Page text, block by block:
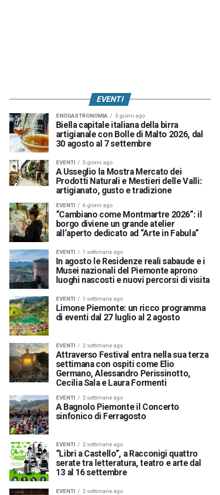
EVENTI
ENOGASTRONOMIA 3 giorni ago
Biella capitale italiana della birra
artigianale con Bolle di Malto 2026, dal
30 agosto al 7 settembre
EVENTI 5 giorni ago
A Usseglio la Mostra Mercato dei
Prodotti Naturali e Mestieri delle Valli:
artigianato, gusto e tradizione
EVENTI 6 giorni ago
“Cambiano come Montmartre 2026”: il
borgo diviene un grande atelier
all’aperto dedicato ad “Arte in Fabula”
EVENTI 1 settimana ago
In agosto le Residenze reali sabaude e i
Musei nazionali del Piemonte aprono
luoghi nascosti e nuovi percorsi di visita
EVENTI 1 settimana ago
Limone Piemonte: un ricco programma
di eventi dal 27 luglio al 2 agosto
EVENTI 2 settimane ago
Attraverso Festival entra nella sua terza
settimana con ospiti come Elio
Germano, Alessandro Perissinotto,
Cecilia Sala e Laura Formenti
EVENTI 2 settimane ago
A Bagnolo Piemonte il Concerto
sinfonico di Ferragosto
EVENTI 2 settimane ago
“Libri a Castello”, a Racconigi quattro
serate tra letteratura, teatro e arte dal
13 al 16 settembre
EVENTI 2 settimane ago